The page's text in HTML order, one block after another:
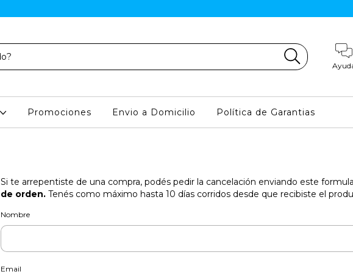
Promociones Envio a Domicilio Política de Garantias
Si te arrepentiste de una compra, podés pedir la cancelación enviando este
de orden. Tenés como máximo hasta 10 días corridos desde que recibiste el
Nombre
Email